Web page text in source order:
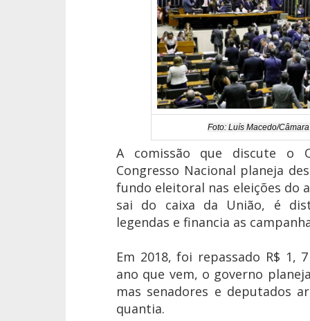
Foto: Luís Macedo/
A comissão que discute o
Congresso Nacional planeja
fundo eleitoral nas eleições do
sai do caixa da União, é
legendas e financia as
Em 2018, foi repassado R$ 1,
ano que vem, o governo
mas senadores e deputados
quantia.